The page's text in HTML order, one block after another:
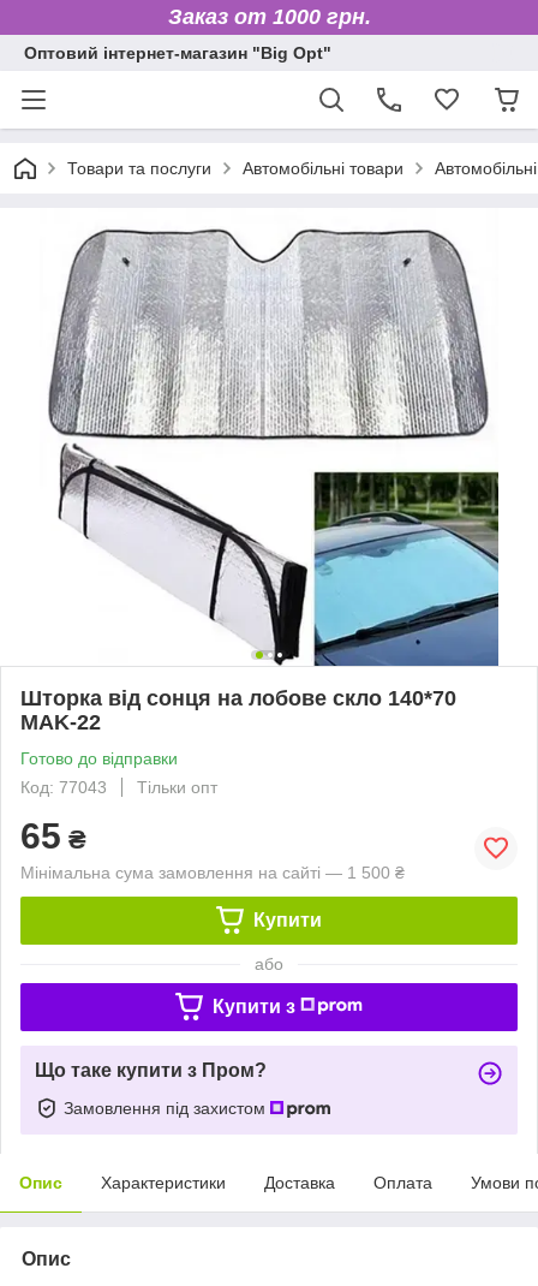
Заказ от 1000 грн.
Оптовий інтернет-магазин "Big Opt"
Товари та послуги Автомобільні товари
Шторка від сонця на лобове скло 140*70
MAK-22
Готово до відправки
Код: 77043
Тільки опт
65 ₴
Мінімальна сума замовлення на сайті — 1 500 ₴
Купити
або
Купити з
Що таке купити з Пром?
Замовлення під захистом
Опис Характеристики Доставка Оплата Умови
Опис